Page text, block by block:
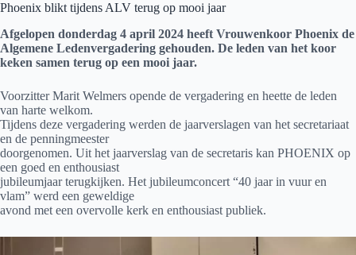
Phoenix blikt tijdens ALV terug op mooi jaar
Afgelopen donderdag 4 april 2024 heeft Vrouwenkoor Phoenix de
Algemene Ledenvergadering gehouden. De leden van het koor
keken samen terug op een mooi jaar.
Voorzitter Marit Welmers opende de vergadering en heette de leden
van harte welkom.
Tijdens deze vergadering werden de jaarverslagen van het secretariaat
en de penningmeester
doorgenomen. Uit het jaarverslag van de secretaris kan PHOENIX op
een goed en enthousiast
jubileumjaar terugkijken. Het jubileumconcert “40 jaar in vuur en
vlam” werd een geweldige
avond met een overvolle kerk en enthousiast publiek.